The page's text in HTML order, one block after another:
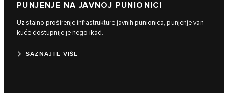
PUNJENJE NA JAVNOJ PUNIONICI
Uz stalno proširenje infrastrukture javnih punionica, punjenje van
kuće dostupnije je nego ikad.
SAZNAJTE VIŠE